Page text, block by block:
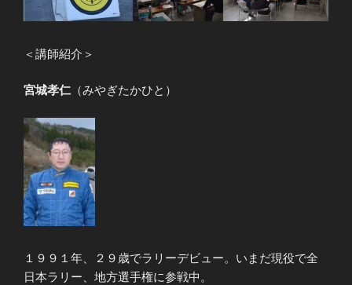
＜講師紹介＞
宮城孝仁（みやぎたかひと）
１９９１年、２９歳でラリーデビュー。いまだ現役で全
日本ラリー、地方選手権に参戦中。